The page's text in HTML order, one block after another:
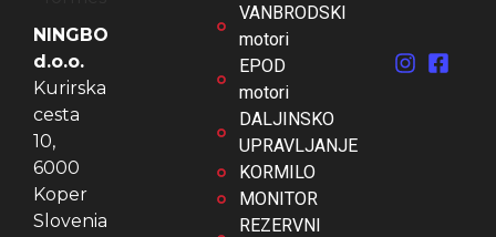
NINGBO
d.o.o.
Kurirska
cesta
10,
6000
Koper
Slovenia
VANBRODSKI
motori
EPOD
motori
DALJINSKO
UPRAVLJANJE
KORMILO
MONITOR
REZERVNI